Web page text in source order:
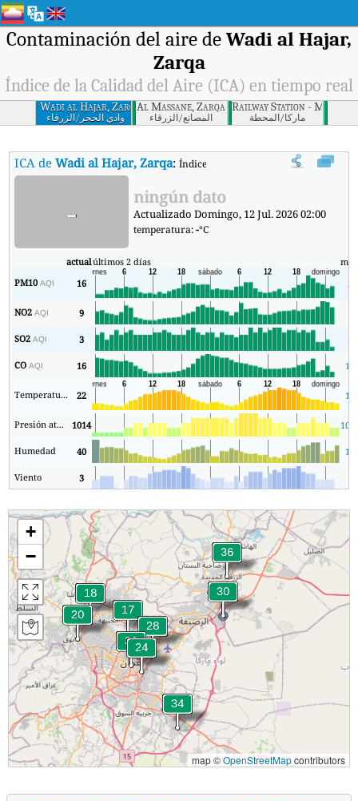
Contaminación del aire de Wadi al Hajar,
Zarqa
Índice de la Calidad del Aire (ICA) en tiempo real
Wadi al Hajar, Zarqa
وادي اﻟﺤﺠﺮ/اﻟﺰرﻗﺎء
Al Massane, Zarqa
اﻟﻤﺼﺎﻧﻊ/اﻟﺰرﻗﺎء
Railway Station - Mahata,
ﻣﺎرﻛﺎ/اﻟﻤﺤﻄﺔ
ICA deWadi al Hajar, Zarqa:Índice de la Calidad del Aire (ICA) de
- ningún dato
Actualizado Domingo, 12 Jul. 2026 02:00
temperatura:-°C
actualúltimos 2 días
PM10AQI 16 2
NO2AQI 9 1
SO2AQI 3 3
COAQI 16 16
Temperatura. 22 19
Presión atmosférica 1014
Humedad 40 14
Viento 3 1
+
−
map ©OpenStreetMapcontributors